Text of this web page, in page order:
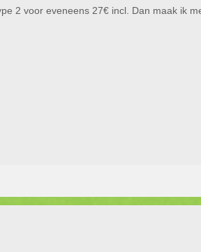
2 voor eveneens 27€ incl. Dan maak ik